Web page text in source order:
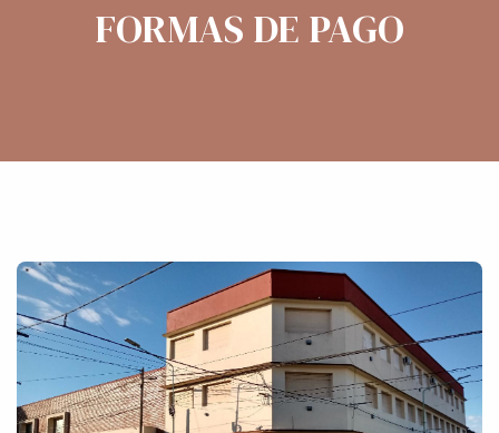
FORMAS DE PAGO